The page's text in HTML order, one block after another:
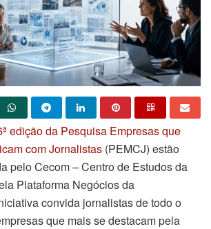
edição da Pesquisa Empresas que
com Jornalistas (PEMCJ) estão
pelo Cecom – Centro de Estudos da
Plataforma Negócios da
convida jornalistas de todo o
que mais se destacam pela